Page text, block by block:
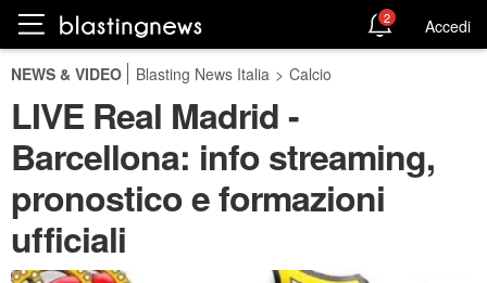
2 Accedi
NEWS & VIDEO Blasting News Italia > Calcio
LIVE Real Madrid -
Barcellona: info streaming,
pronostico e formazioni
ufficiali